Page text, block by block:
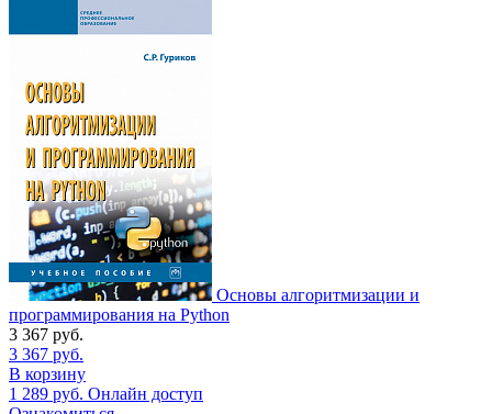
Основы алгоритмизации и
программирования на Python
3 367 руб.
3 367 руб.
В корзину
1 289 руб. Онлайн доступ